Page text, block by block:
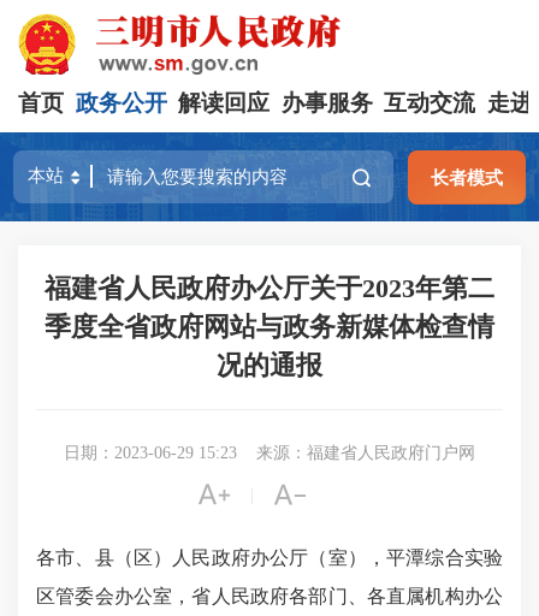
首页 政务公开 解读回应 办事服务 互动交流 走进
长者模式
福建省人民政府办公厅关于2023年第二
季度全省政府网站与政务新媒体检查情
况的通报
日期：2023-06-29 15:23 来源：福建省人民政府门户网
 
各市、县（区）人民政府办公厅（室），平潭综合实验
区管委会办公室，省人民政府各部门、各直属机构办公